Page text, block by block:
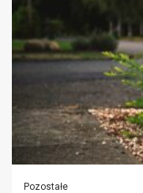
Pozostałe